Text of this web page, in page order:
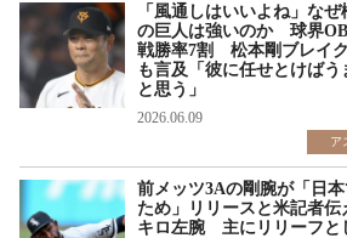
「風通しはいいよね」な
の巨人は強いのか 球界
戦勝率7割 松本剛ブレイ
も言及「彼に任せとけばう
と思う」
2026.06.09
ア
前メッツ3Aの剛腕が「日
ため」リリースと米記者
キロ左腕 主にリリーフと